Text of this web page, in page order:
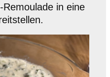
in eine